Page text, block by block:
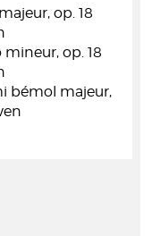
op. 18
op. 18
bémol majeur,